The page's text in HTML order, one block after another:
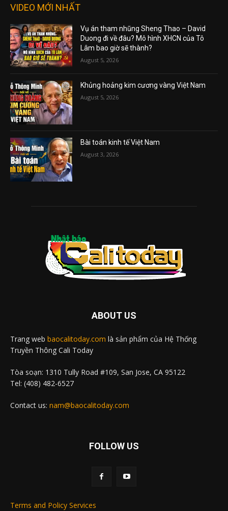
VIDEO MỚI NHẤT
Vụ án tham nhũng Sheng Thao – David
Duong đi về đâu? Mô hình XHCN của Tô
Lâm bao giờ sẽ thành?
August 5, 2026
Khủng hoảng kim cương vàng Việt Nam
August 5, 2026
Bài toán kinh tế Việt Nam
August 3, 2026
ABOUT US
Trang web baocalitoday.com là sản phẩm của Hệ Thống
Truyền Thông Cali Today
Tòa soạn: 1310 Tully Road #109, San Jose, CA 95122
Tel: (408) 482-6527
Contact us: nam@baocalitoday.com
FOLLOW US
Terms and Policy Services